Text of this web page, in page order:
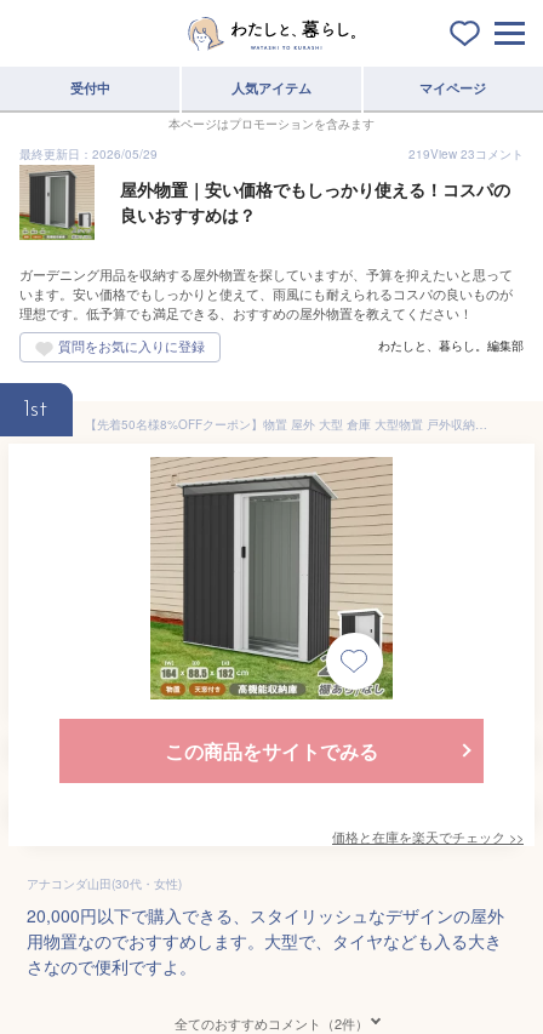
受付中 人気アイテム マイページ
本ページはプロモーションを含みます
最終更新日：2026/05/29
219View 23コメント
屋外物置｜安い価格でもしっかり使える！コスパの
良いおすすめは？
ガーデニング用品を収納する屋外物置を探していますが、予算を抑えたいと思って
います。安い価格でもしっかりと使えて、雨風にも耐えられるコスパの良いものが
理想です。低予算でも満足できる、おすすめの屋外物置を教えてください！
わたしと、暮らし。編集部
1st
【先着50名様8%OFFクーポン】物置 屋外 大型 倉庫 大型物置 戸外収納庫 2タイプ 大型 屋外物置 防水/耐侯 収納可能 ガーデン/庭/田畑/農場 頑丈 大容量 スチール おしゃれ 床がない
この商品をサイトでみる
価格と在庫を楽天でチェック >>
アナコンダ山田(30代・女性)
20,000円以下で購入できる、スタイリッシュなデザインの屋外
用物置なのでおすすめします。大型で、タイヤなども入る大き
さなので便利ですよ。
全てのおすすめコメント（2件）